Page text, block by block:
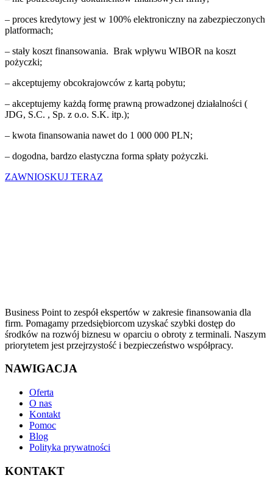
– proces kredytowy jest w 100% elektroniczny na zabezpieczonych
platformach;
– stały koszt finansowania. Brak wpływu WIBOR na koszt
pożyczki;
– akceptujemy obcokrajowców z kartą pobytu;
– akceptujemy każdą formę prawną prowadzonej działalności (
JDG, S.C. , Sp. z o.o. S.K. itp.);
– kwota finansowania nawet do 1 000 000 PLN;
– dogodna, bardzo elastyczna forma spłaty pożyczki.
ZAWNIOSKUJ TERAZ
Business Point to zespół ekspertów w zakresie finansowania dla
firm. Pomagamy przedsiębiorcom uzyskać szybki dostęp do
środków na rozwój biznesu w oparciu o obroty z terminali. Naszym
priorytetem jest przejrzystość i bezpieczeństwo współpracy.
NAWIGACJA
Oferta
O nas
Kontakt
Pomoc
Blog
Polityka prywatności
KONTAKT